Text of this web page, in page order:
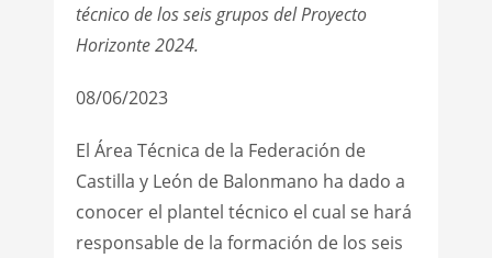
técnico de los seis grupos del Proyecto
Horizonte 2024.
08/06/2023
El Área Técnica de la Federación de
Castilla y León de Balonmano ha dado a
conocer el plantel técnico el cual se hará
responsable de la formación de los seis